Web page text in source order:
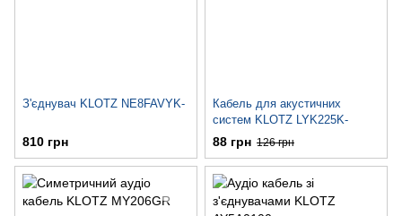
З'єднувач KLOTZ NE8FAVYK-
810 грн
Кабель для акустичних
систем KLOTZ LYK225K-
88 грн 126 грн